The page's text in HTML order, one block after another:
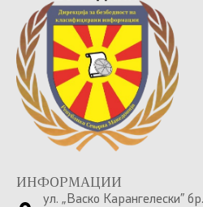
ИНФОРМАЦИИ
ул. „Васко Карангелески”